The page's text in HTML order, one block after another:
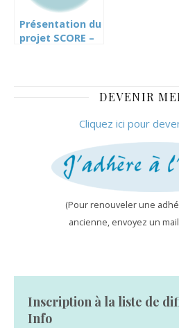
Présentation du
projet SCORE –
DEVENIR
Cliquez ici pour
(Pour renouveler une
ancienne, envoyez un
Inscription à la liste de
Info